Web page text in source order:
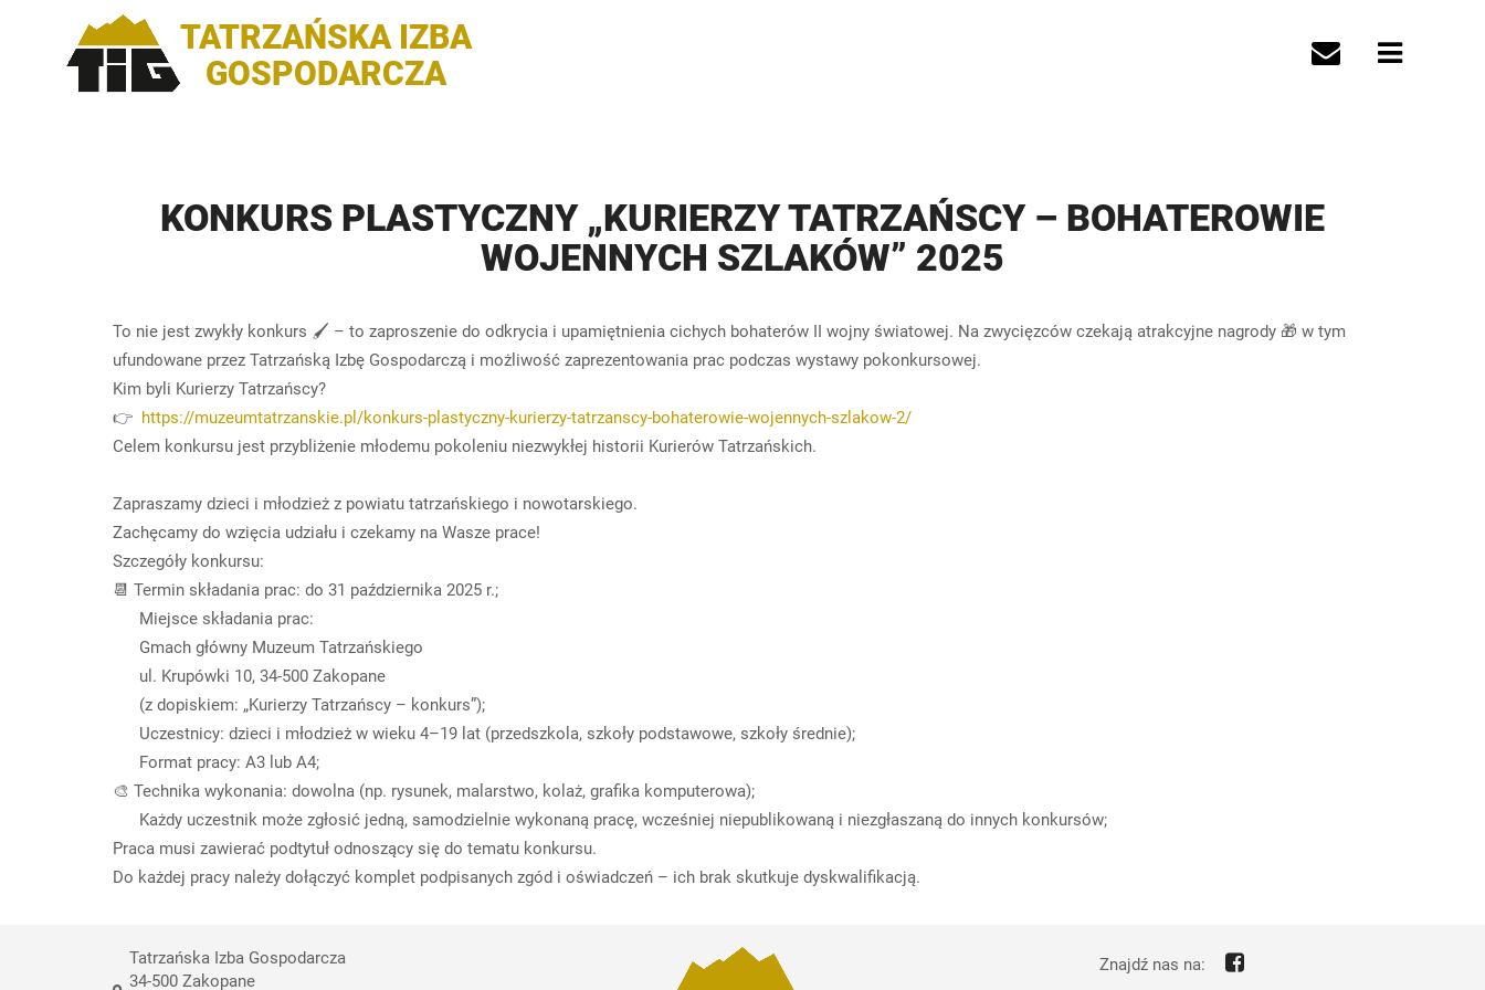
TATRZAŃSKA IZBA
GOSPODARCZA
KONKURS PLASTYCZNY „KURIERZY TATRZAŃSCY – BOHATEROWIE
WOJENNYCH SZLAKÓW” 2025
To nie jest zwykły konkurs 🖌️ – to zaproszenie do odkrycia i upamiętnienia cichych bohaterów II wojny światowej. Na zwycięzców czekają atrakcyjne nagrody 🎁 w tym
ufundowane przez Tatrzańską Izbę Gospodarczą i możliwość zaprezentowania prac podczas wystawy pokonkursowej.
Kim byli Kurierzy Tatrzańscy?
👉 https://muzeumtatrzanskie.pl/konkurs-plastyczny-kurierzy-tatrzanscy-bohaterowie-wojennych-szlakow-2/
Celem konkursu jest przybliżenie młodemu pokoleniu niezwykłej historii Kurierów Tatrzańskich.
Zapraszamy dzieci i młodzież z powiatu tatrzańskiego i nowotarskiego.
Zachęcamy do wzięcia udziału i czekamy na Wasze prace!
Szczegóły konkursu:
📆 Termin składania prac: do 31 października 2025 r.;
Miejsce składania prac:
Gmach główny Muzeum Tatrzańskiego
ul. Krupówki 10, 34-500 Zakopane
(z dopiskiem: „Kurierzy Tatrzańscy – konkurs”);
Uczestnicy: dzieci i młodzież w wieku 4–19 lat (przedszkola, szkoły podstawowe, szkoły średnie);
Format pracy: A3 lub A4;
🎨 Technika wykonania: dowolna (np. rysunek, malarstwo, kolaż, grafika komputerowa);
Każdy uczestnik może zgłosić jedną, samodzielnie wykonaną pracę, wcześniej niepublikowaną i niezgłaszaną do innych konkursów;
Praca musi zawierać podtytuł odnoszący się do tematu konkursu.
Do każdej pracy należy dołączyć komplet podpisanych zgód i oświadczeń – ich brak skutkuje dyskwalifikacją.
Tatrzańska Izba Gospodarcza
34-500 Zakopane
Znajdź nas na: